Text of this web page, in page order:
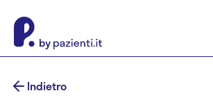
Indietro